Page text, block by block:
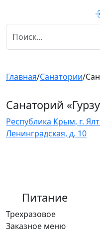
Главная/Санатории/
Санаторий
Республика Крым, г.
Ленинградская, д. 10
Питание
Трехразовое
Заказное меню